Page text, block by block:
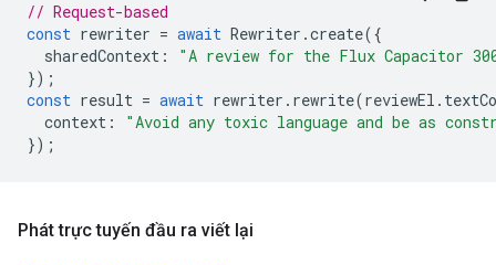
// Request-based
const rewriter = await Rewriter .create({
sharedContext :
"A review for the Flux Capacitor
});
const result = await rewriter . rewrite(reviewEl .
context :
"Avoid any toxic language and be as
});
Phát trực tuyến đầu ra viết lại